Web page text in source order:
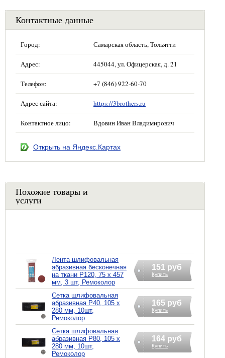
Контактные данные
Город: Самарская область, Тольятти
Адрес: 445044, ул. Офицерская, д. 21
Телефон: +7 (846) 922-60-70
Адрес сайта: https://3brothers.ru
Контактное лицо: Вдовин Иван Владимирович
Открыть на Яндекс.Картах
Похожие товары и
услуги
Лента шлифовальная
абразивная бесконечная
на ткани Р120, 75 х 457
мм, 3 шт, Ремоколор
151 руб
Купить
Сетка шлифовальная
абразивная Р40, 105 х
280 мм, 10шт,
Ремоколор
165 руб
Купить
Сетка шлифовальная
абразивная Р80, 105 х
280 мм, 10шт,
Ремоколор
164 руб
Купить